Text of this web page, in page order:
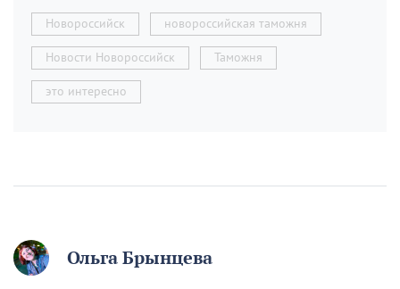
Новороссийск новороссийская таможня
Новости Новороссийск Таможня
это интересно
Ольга Брынцева